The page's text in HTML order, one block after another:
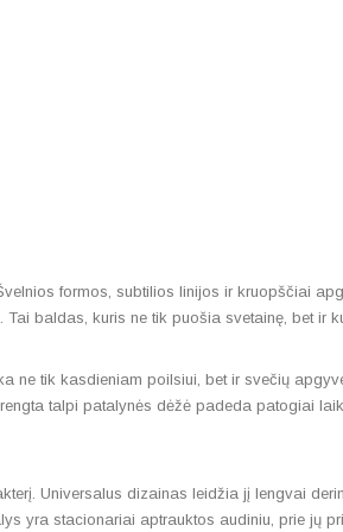
formos, subtilios linijos ir kruopščiai
baldas, kuris ne tik puošia svetainę, bet ir
tik kasdieniam poilsiui, bet ir svečių
talpi patalynės dėžė padeda patogiai
Universalus dizainas leidžia jį lengvai
yra stacionariai aptrauktos audiniu, prie jų